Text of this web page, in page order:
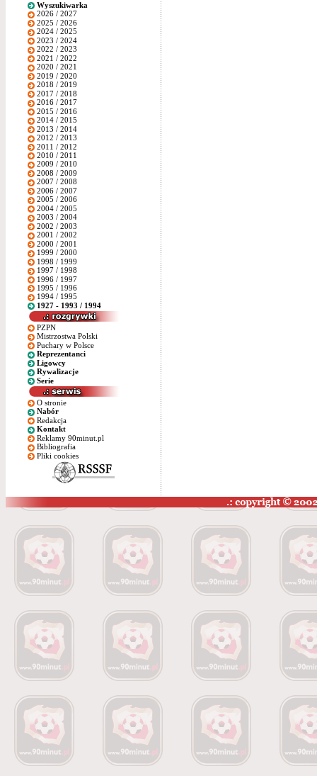
Wyszukiwarka
2026 / 2027
2025 / 2026
2024 / 2025
2023 / 2024
2022 / 2023
2021 / 2022
2020 / 2021
2019 / 2020
2018 / 2019
2017 / 2018
2016 / 2017
2015 / 2016
2014 / 2015
2013 / 2014
2012 / 2013
2011 / 2012
2010 / 2011
2009 / 2010
2008 / 2009
2007 / 2008
2006 / 2007
2005 / 2006
2004 / 2005
2003 / 2004
2002 / 2003
2001 / 2002
2000 / 2001
1999 / 2000
1998 / 1999
1997 / 1998
1996 / 1997
1995 / 1996
1994 / 1995
1927 - 1993 / 1994
PZPN
Mistrzostwa Polski
Puchary w Polsce
Reprezentanci
Ligowcy
Rywalizacje
Serie
O stronie
Nabór
Redakcja
Kontakt
Reklamy 90minut.pl
Bibliografia
Pliki cookies